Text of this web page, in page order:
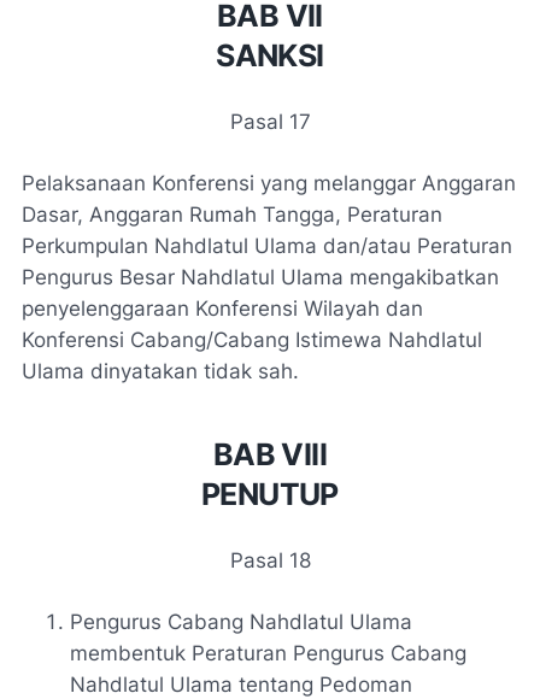
BAB VII
SANKSI
Pasal 17
Pelaksanaan Konferensi yang melanggar Anggaran
Dasar, Anggaran Rumah Tangga, Peraturan
Perkumpulan Nahdlatul Ulama dan/atau Peraturan
Pengurus Besar Nahdlatul Ulama mengakibatkan
penyelenggaraan Konferensi Wilayah dan
Konferensi Cabang/Cabang Istimewa Nahdlatul
Ulama dinyatakan tidak sah.
BAB VIII
PENUTUP
Pasal 18
Pengurus Cabang Nahdlatul Ulama
membentuk Peraturan Pengurus Cabang
Nahdlatul Ulama tentang Pedoman